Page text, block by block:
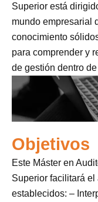
Superior está
mundo empresarial
conocimiento
para comprender y
de gestión dentro
Objetivos
Este Máster en
Superior facilitará
establecidos: –